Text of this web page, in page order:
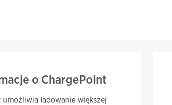
o ChargePoint
umożliwia ładowanie większej